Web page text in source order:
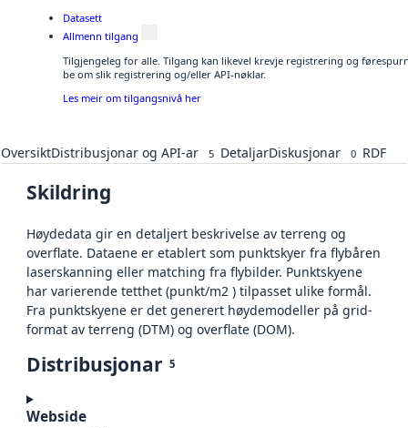
Datasett
Allmenn tilgang
Tilgjengeleg for alle. Tilgang kan likevel krevje registrering og
be om slik registrering og/eller API-nøklar.
Les meir om tilgangsnivå her
OversiktDistribusjonar og API-ar 5 DetaljarDiskusjonar 0 RDF
Skildring
Høydedata gir en detaljert beskrivelse av terreng og
overflate. Dataene er etablert som punktskyer fra flybåren
laserskanning eller matching fra flybilder. Punktskyene
har varierende tetthet (punkt/m2 ) tilpasset ulike formål.
Fra punktskyene er det generert høydemodeller på grid-
format av terreng (DTM) og overflate (DOM).
Distribusjonar 5
Webside